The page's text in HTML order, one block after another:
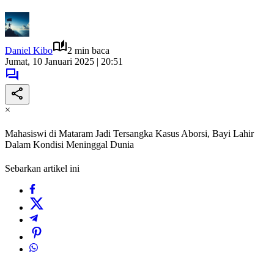
Daniel Kibo
2 min baca
Jumat, 10 Januari 2025 | 20:51
×
Mahasiswi di Mataram Jadi Tersangka Kasus Aborsi, Bayi Lahir
Dalam Kondisi Meninggal Dunia
Sebarkan artikel ini